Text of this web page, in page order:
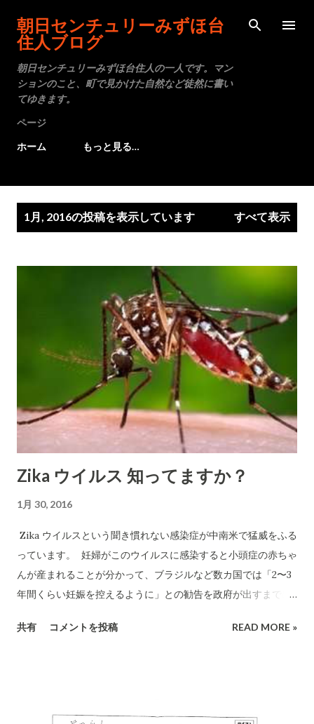
スキップしてメイン コンテンツに移動
朝日センチュリーみずほ台
住人ブログ
朝日センチュリーみずほ台住人の一人です。マン
ションのこと、町で見かけた自然など徒然に書い
てゆきます。
ページ
ホーム
もっと見る…
1月, 2016の投稿を表示しています すべて表示
Zika ウイルス 知ってますか？
1月 30, 2016
Zika ウイルスという聞き慣れない感染症が中南米で猛威をふる
っています。 妊婦がこのウイルスに感染すると小頭症の赤ちゃ
んが産まれることが分かって、ブラジルなど数カ国では「2〜3
年間くらい妊娠を控えるように」との勧告を政府が出すまでに
していることが分かった場合に中絶できることを認めるように
ラジルは8月にリオでオリンピックが開催されます。大統領府を
共有 コメントを投稿 READ MORE »